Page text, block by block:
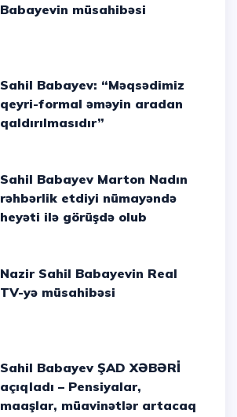
Babayevin müsahibəsi
Sahil Babayev: “Məqsədimiz
qeyri-formal əməyin aradan
qaldırılmasıdır”
Sahil Babayev Marton Nadın
rəhbərlik etdiyi nümayəndə
heyəti ilə görüşdə olub
Nazir Sahil Babayevin Real
TV-yə müsahibəsi
Sahil Babayev ŞAD XƏBƏRİ
açıqladı – Pensiyalar,
maaşlar, müavinətlər artacaq